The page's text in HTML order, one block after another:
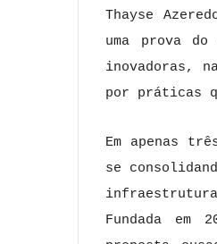
Thayse
uma prova
inovadoras,
por práticas
Em apenas
se
Fundada em